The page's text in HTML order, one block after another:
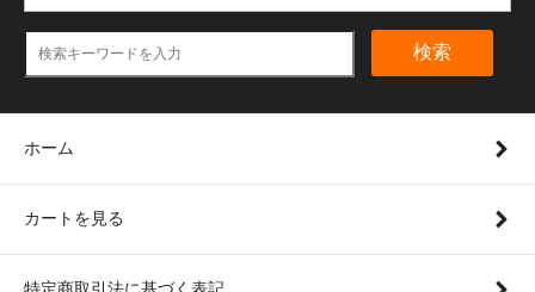
検索
ホーム
カートを見る
特定商取引法に基づく表記